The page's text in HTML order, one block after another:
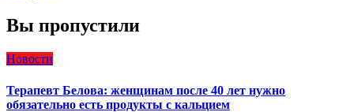
Вы пропустили
Новости
Терапевт Белова: женщинам после 40 лет нужно
обязательно есть продукты с кальцием